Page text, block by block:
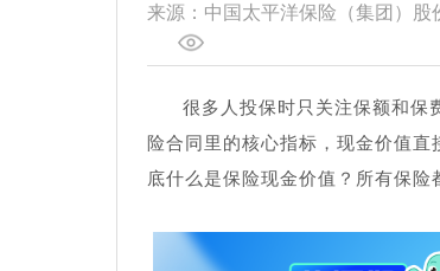
来源：中国太平洋保险（集团）股
很多人投保时只关注保额和保
险合同里的核心指标，现金价值
底什么是保险现金价值？所有保险